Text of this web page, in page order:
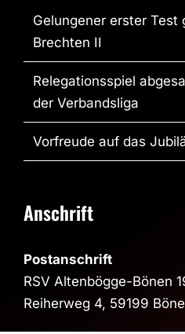
Gelungener erster Test
Brechten II
Relegationsspiel
der Verbandsliga
Vorfreude auf das
Anschrift
Postanschrift
RSV Altenbögge-Bönen
Reiherweg 4, 59199